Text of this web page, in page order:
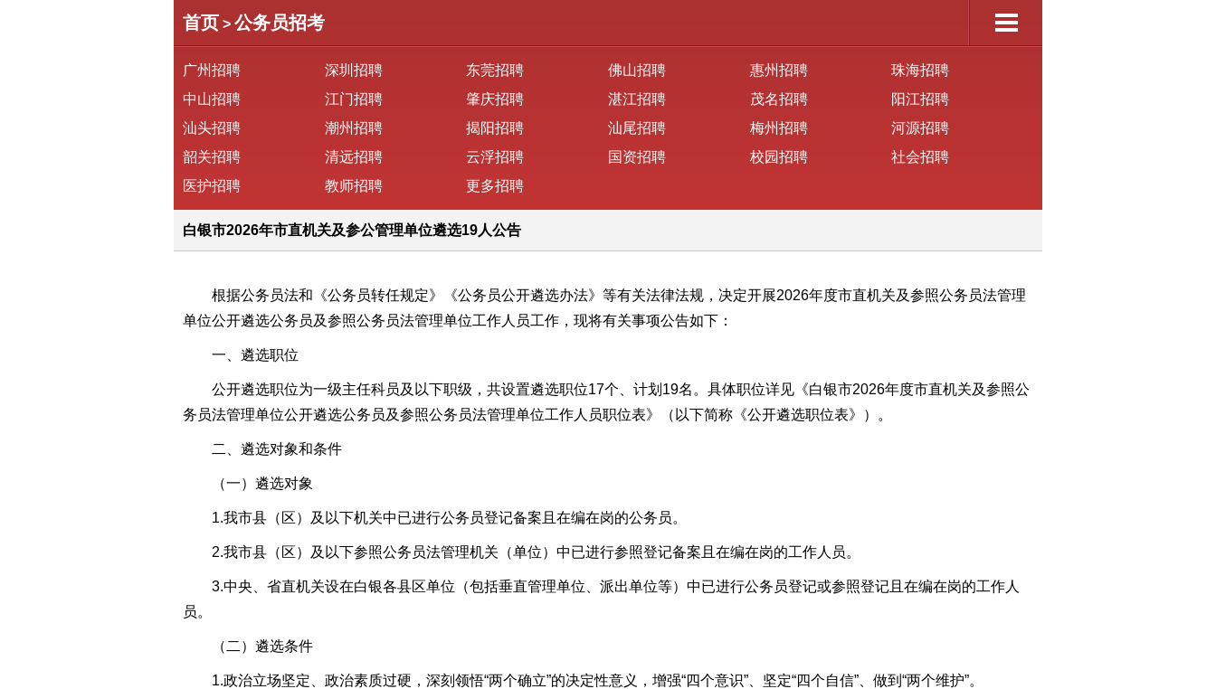
首页 > 公务员招考
广州招聘 深圳招聘 东莞招聘 佛山招聘 惠州招聘
珠海招聘
中山招聘
江门招聘 肇庆招聘 湛江招聘 茂名招聘
阳江招聘
汕头招聘
潮州招聘 揭阳招聘 汕尾招聘 梅州招聘
河源招聘
韶关招聘
清远招聘 云浮招聘 国资招聘 校园招聘
社会招聘
医护招聘
教师招聘 更多招聘
白银市2026年市直机关及参公管理单位遴选19人公告
根据公务员法和《公务员转任规定》《公务员公开遴选办法》等有关法律法规，决定开展2026年度市直机关及参照公务员法管理
单位公开遴选公务员及参照公务员法管理单位工作人员工作，现将有关事项公告如下：
一、遴选职位
公开遴选职位为一级主任科员及以下职级，共设置遴选职位17个、计划19名。具体职位详见《白银市2026年度市直机关及参照公
务员法管理单位公开遴选公务员及参照公务员法管理单位工作人员职位表》（以下简称《公开遴选职位表》）。
二、遴选对象和条件
（一）遴选对象
1.我市县（区）及以下机关中已进行公务员登记备案且在编在岗的公务员。
2.我市县（区）及以下参照公务员法管理机关（单位）中已进行参照登记备案且在编在岗的工作人员。
3.中央、省直机关设在白银各县区单位（包括垂直管理单位、派出单位等）中已进行公务员登记或参照登记且在编在岗的工作人
员。
（二）遴选条件
1.政治立场坚定、政治素质过硬，深刻领悟“两个确立”的决定性意义，增强“四个意识”、坚定“四个自信”、做到“两个维护”。